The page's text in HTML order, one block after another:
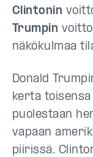
Clintonin
Trumpin
näkökulmaa
Donald
kerta
puolestaan
vapaan
piirissä.